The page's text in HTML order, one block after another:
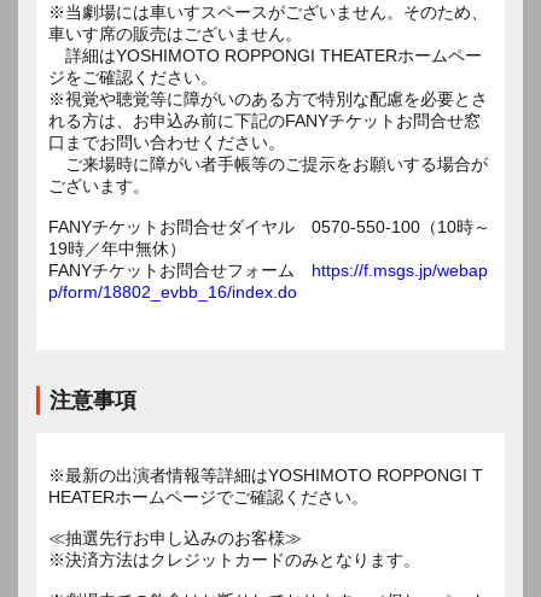
※当劇場には車いすスペースがございません。そのため、
車いす席の販売はございません。
詳細はYOSHIMOTO ROPPONGI THEATERホームペー
ジをご確認ください。
※視覚や聴覚等に障がいのある方で特別な配慮を必要とさ
れる方は、お申込み前に下記のFANYチケットお問合せ窓
口までお問い合わせください。
ご来場時に障がい者手帳等のご提示をお願いする場合が
ございます。
FANYチケットお問合せダイヤル 0570-550-100（10時～
19時／年中無休）
FANYチケットお問合せフォーム https://f.msgs.jp/webap
p/form/18802_evbb_16/index.do
注意事項
※最新の出演者情報等詳細はYOSHIMOTO ROPPONGI T
HEATERホームページでご確認ください。
≪抽選先行お申し込みのお客様≫
※決済方法はクレジットカードのみとなります。